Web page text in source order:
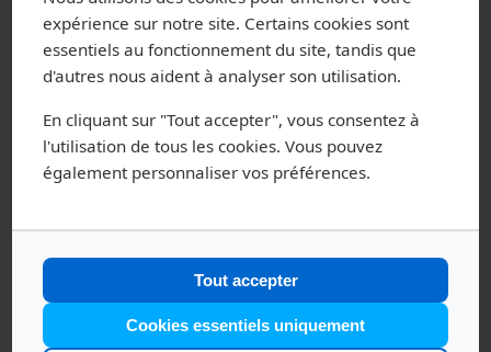
TYPE D'EMBARCATION TARIF ANNUEL
Dériveur - Catamaran 59€
Habitable sans moteur
151€
Habitable moteur jusqu'à 6CV
Habitable moteur 6.1CV à 9.9CV 278€
expérience sur notre site. Certains cookies sont
essentiels au fonctionnement du site, tandis que
d'autres nous aident à analyser son utilisation.
En cliquant sur "Tout accepter", vous consentez à
l'utilisation de tous les cookies. Vous pouvez
également personnaliser vos préférences.
Tout accepter
Cookies essentiels uniquement